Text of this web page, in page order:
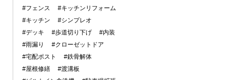
#フェンス
#キッチンリフォーム
#キッチン
#シンプレオ
#デッキ
#歩道切り下げ
#内装
#雨漏り
#クローゼットドア
#宅配ポスト
#鉄骨解体
#屋根修繕
#渡溝板